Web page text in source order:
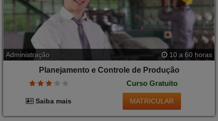
Administração 10 a 60 horas
Planejamento e Controle de Produção
Curso Gratuito
Saiba mais MATRICULAR